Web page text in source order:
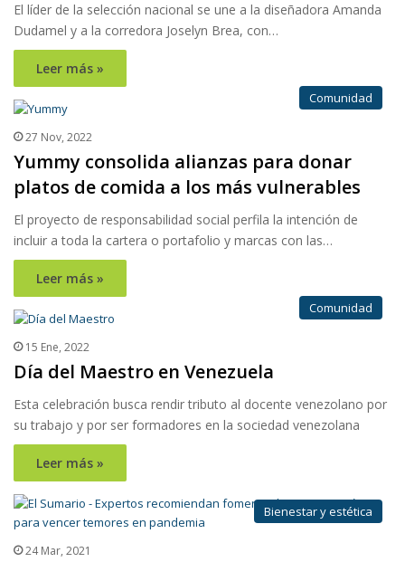
El líder de la selección nacional se une a la diseñadora Amanda
Dudamel y a la corredora Joselyn Brea, con…
Leer más »
Comunidad
27 Nov, 2022
Yummy consolida alianzas para donar
platos de comida a los más vulnerables
El proyecto de responsabilidad social perfila la intención de
incluir a toda la cartera o portafolio y marcas con las…
Leer más »
Comunidad
15 Ene, 2022
Día del Maestro en Venezuela
Esta celebración busca rendir tributo al docente venezolano por
su trabajo y por ser formadores en la sociedad venezolana
Leer más »
Bienestar y estética
24 Mar, 2021